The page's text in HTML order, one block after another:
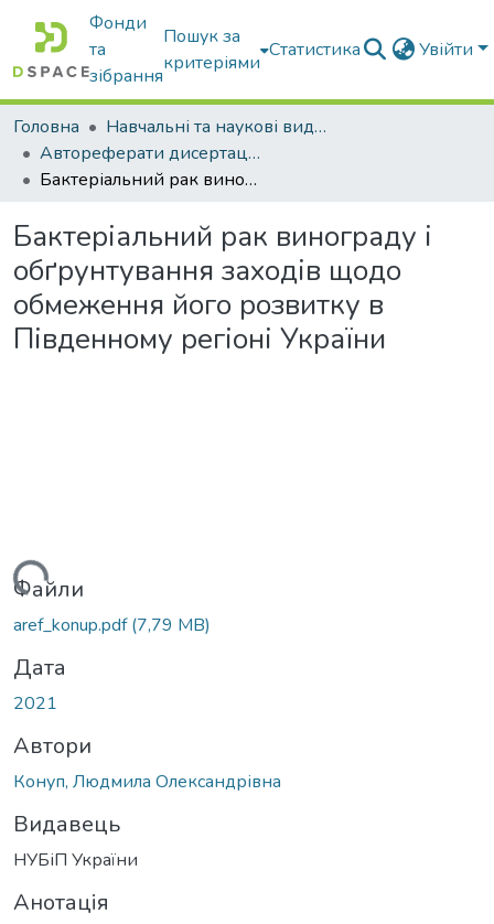
Фонди
та
зібрання
Пошук за
критеріями
Статистика Увійти
Головна
Навчальні та наукові видання
Автореферати дисертацій та дисертації
Бактеріальний рак винограду і обґрунтування заходів щодо обмеження його розвитку в Південному регіоні України
Бактеріальний рак винограду і
обґрунтування заходів щодо
обмеження його розвитку в
Південному регіоні України
Файли
aref_konup.pdf(7,79 MB)
Дата
2021
Автори
Конуп, Людмила Олександрівна
Видавець
НУБіП України
Анотація